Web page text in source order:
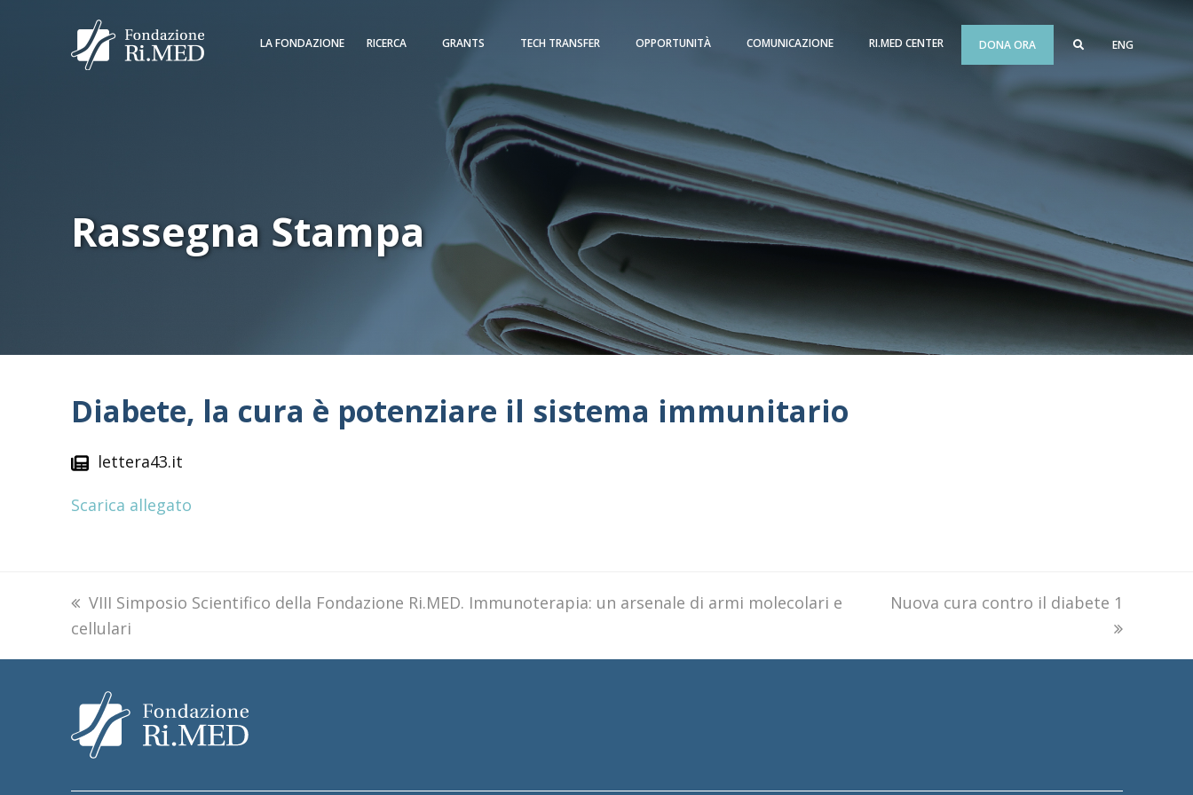
LA FONDAZIONE RICERCA GRANTS TECH TRANSFER OPPORTUNITÀ COMUNICAZIONE RI.MED CENTER DONA ORA ENG
Rassegna Stampa
Diabete, la cura è potenziare il sistema immunitario
lettera43.it
Scarica allegato
previous
post:
VIII Simposio Scientifico della Fondazione Ri.MED. Immunoterapia: un arsenale di armi molecolari e
cellulari
next
Nuova cura contro il diabete 1